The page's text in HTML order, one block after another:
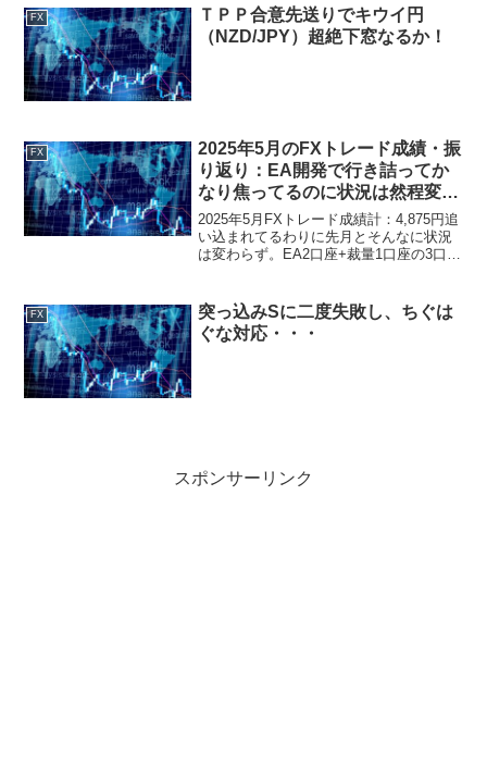
FX
ＴＰＰ合意先送りでキウイ円
（NZD/JPY）超絶下窓なるか！
FX
2025年5月のFXトレード成績・振
り返り：EA開発で行き詰ってか
なり焦ってるのに状況は然程変わ
らず。今の資金量で考えられる現
実路線は？
2025年5月FXトレード成績計：4,875円追
い込まれてるわりに先月とそんなに状況
は変わらず。EA2口座+裁量1口座の3口座
くいってなくて運用EAの数もロットも
増...
FX
突っ込みSに二度失敗し、ちぐは
ぐな対応・・・
スポンサーリンク